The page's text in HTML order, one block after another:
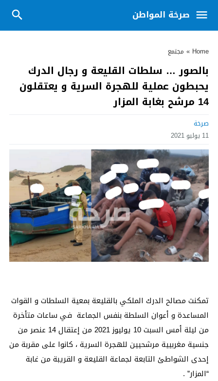
صرخة المواطن
Home
» مجتمع
بالصور … سلطات القليعة و رجال الدرك
يحبطون عملية للهجرة السرية و يعتقلون
14 مرشح بغابة المزار
صرخة
11 يوليو 2021
تمكنت مصالح الدرك الملكي بالقليعة بمعية السلطات و القوات
المساعدة و أعوان السلطة بنفس الجماعة في ساعات متأخرة
من ليلة أمس السبت 10 يوليوز 2021 من إعتقال 14 عنصر من
جنسية مغربيية مرشحيين للهجرة السرية ، كانوا على مقربة من
إحدى الشواطئ التابعة لجماعة القليعة و القريبة من غابة
“المزار” .